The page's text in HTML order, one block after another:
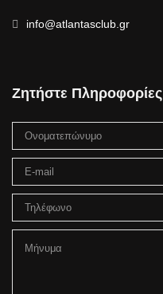
info@atlantasclub.gr
Ζητήστε Πληροφορίες